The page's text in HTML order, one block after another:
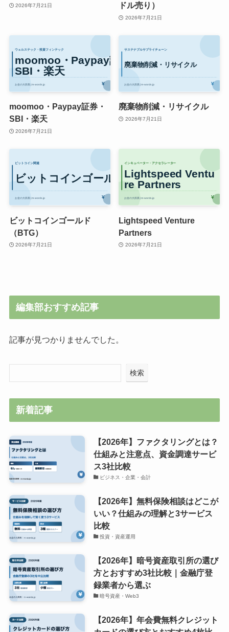
2026年7月21日
ドル売り）
2026年7月21日
moomoo・Paypay証券・
SBI・楽天
2026年7月21日
廃棄物削減・リサイクル
2026年7月21日
ビットコインゴールド
（BTG）
2026年7月21日
Lightspeed Venture
Partners
2026年7月21日
編集部おすすめ記事
記事が見つかりませんでした。
検索
新着記事
【2026年】ファクタリングとは？
仕組みと注意点、資金調達サービ
ス3社比較
ビジネス・企業・会計
【2026年】無料保険相談はどこが
いい？仕組みの理解と3サービス
比較
投資・資産運用
【2026年】暗号資産取引所の選び
方とおすすめ3社比較｜金融庁登
録業者から選ぶ
暗号資産・Web3
【2026年】年会費無料クレジット